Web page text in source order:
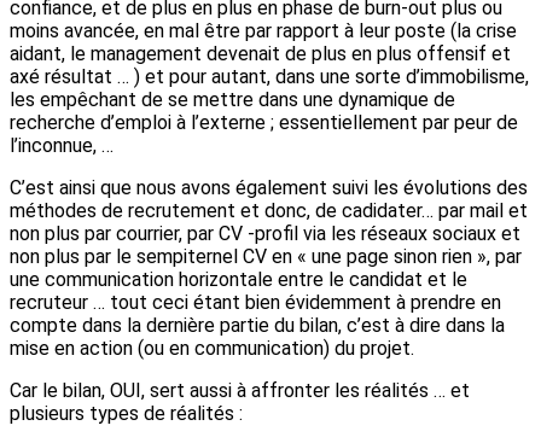
confiance, et de plus en plus en phase de burn-out plus ou
moins avancée, en mal être par rapport à leur poste (la crise
aidant, le management devenait de plus en plus offensif et
axé résultat … ) et pour autant, dans une sorte d’immobilisme,
les empêchant de se mettre dans une dynamique de
recherche d’emploi à l’externe ; essentiellement par peur de
l’inconnue, …
C’est ainsi que nous avons également suivi les évolutions des
méthodes de recrutement et donc, de cadidater… par mail et
non plus par courrier, par CV -profil via les réseaux sociaux et
non plus par le sempiternel CV en « une page sinon rien », par
une communication horizontale entre le candidat et le
recruteur … tout ceci étant bien évidemment à prendre en
compte dans la dernière partie du bilan, c’est à dire dans la
mise en action (ou en communication) du projet.
Car le bilan, OUI, sert aussi à affronter les réalités … et
plusieurs types de réalités :